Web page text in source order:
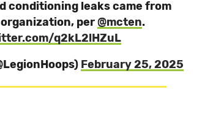
conditioning leaks came from
per@mcten.
q2kL2lHZuL
February 25, 2025